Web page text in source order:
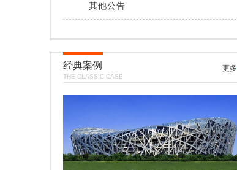
其他公告
经典案例
THE CLASSIC CASE
更多